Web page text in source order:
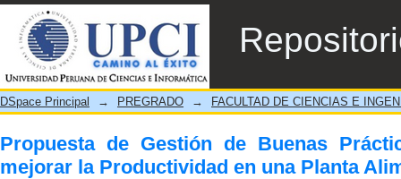
Propuesta de Gestión de Buenas
Planta Alimentaria – Lima, 2025
DSpace Principal → PREGRADO → FACULTAD DE CIENCIAS E
Propuesta de Gestión de Buenas
mejorar la Productividad en una Planta